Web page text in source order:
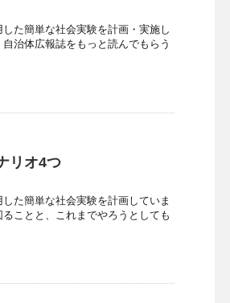
た簡単な社会実験を計画・実施し
治体広報誌をもっと読んでもらう
リオ4つ
た簡単な社会実験を計画していま
ことと、これまでやろうとしても